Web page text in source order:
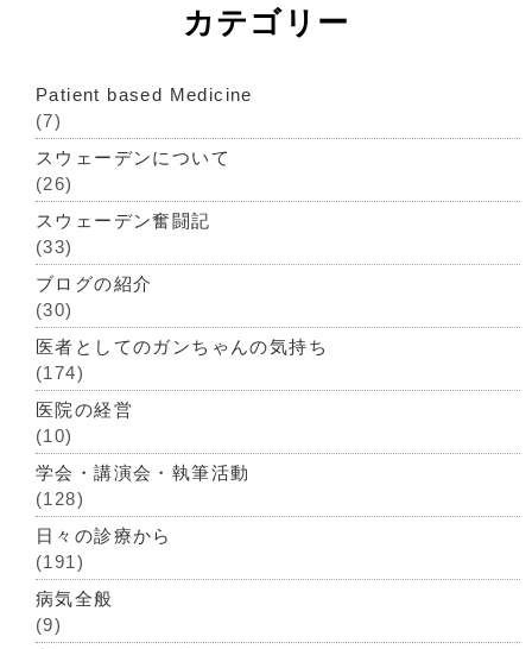
カテゴリー
Patient based Medicine
(7)
スウェーデンについて
(26)
スウェーデン奮闘記
(33)
ブログの紹介
(30)
医者としてのガンちゃんの気持ち
(174)
医院の経営
(10)
学会・講演会・執筆活動
(128)
日々の診療から
(191)
病気全般
(9)